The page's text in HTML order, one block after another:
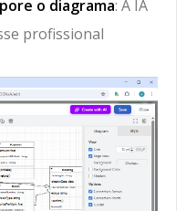
o diagrama: A IA
profissional